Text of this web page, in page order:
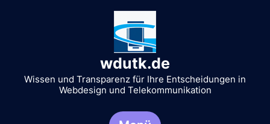
wdutk.de
Wissen und Transparenz für Ihre Entscheidungen in
Webdesign und Telekommunikation